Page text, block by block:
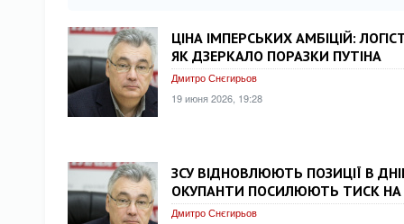
ЦІНА ІМПЕРСЬКИХ АМБІЦІЙ:
ЯК ДЗЕРКАЛО ПОРАЗКИ ПУТІНА
Дмитро Снєгирьов
19 июня 2026, 19:28
ЗСУ ВІДНОВЛЮЮТЬ ПОЗИЦІЇ В
ОКУПАНТИ ПОСИЛЮЮТЬ ТИСК НА
Дмитро Снєгирьов